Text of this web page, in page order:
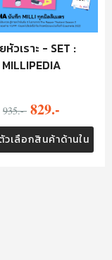
หัวเราะ - SET :
MILLIPEDIA
935.- 829.-
วเลือกสินค้าด้านใน